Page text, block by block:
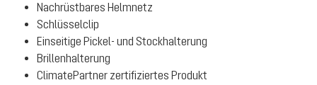
Nachrüstbares Helmnetz
Schlüsselclip
Einseitige Pickel- und Stockhalterung
Brillenhalterung
ClimatePartner zertifiziertes Produkt